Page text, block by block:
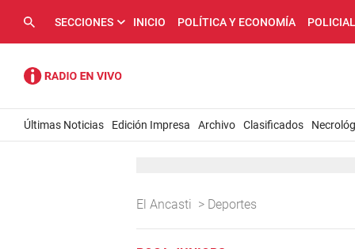
SECCIONES INICIO POLÍTICA Y ECONOMÍA
Últimas Noticias Edición Impresa Archivo Clasificados
El Ancasti > Deportes